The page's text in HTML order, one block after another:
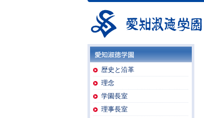
愛知淑徳学園
愛知淑徳学園歴史と沿革
理念
学園長室
理事長室